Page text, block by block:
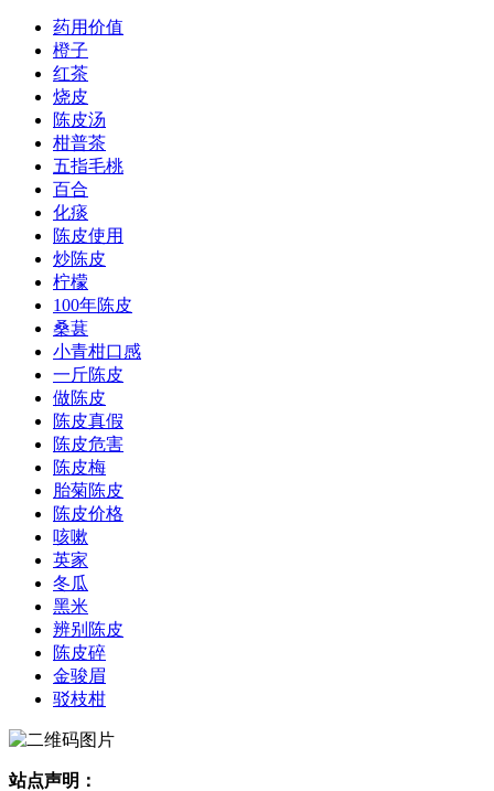
药用价值
橙子
红茶
烧皮
陈皮汤
柑普茶
五指毛桃
百合
化痰
陈皮使用
炒陈皮
柠檬
100年陈皮
桑葚
小青柑口感
一斤陈皮
做陈皮
陈皮真假
陈皮危害
陈皮梅
胎菊陈皮
陈皮价格
咳嗽
英家
冬瓜
黑米
辨别陈皮
陈皮碎
金骏眉
驳枝柑
站点声明：